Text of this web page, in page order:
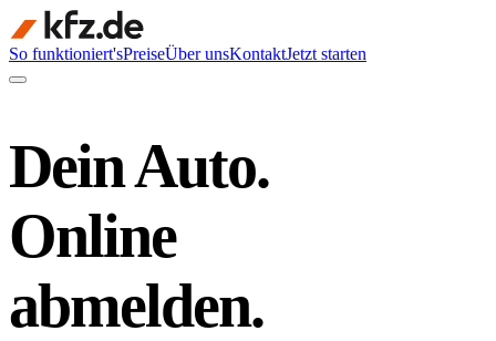
So funktioniert'sPreiseÜber unsKontaktJetzt starten
Dein Auto.
Online
abmelden.